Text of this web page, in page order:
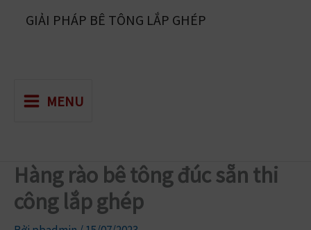
GIẢI PHÁP BÊ TÔNG LẮP GHÉP
MENU
Hàng rào bê tông đúc sẵn thi
công lắp ghép